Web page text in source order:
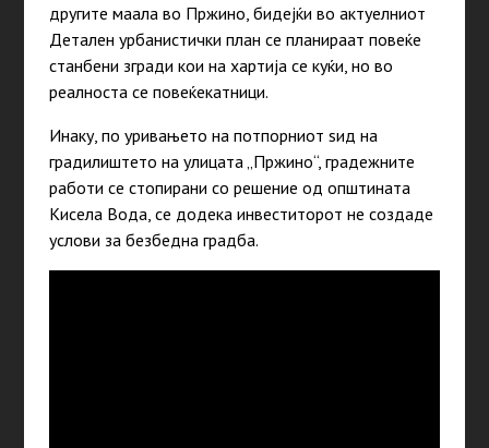
другите маала во Пржино, бидејќи во актуелниот
Детален урбанистички план се планираат повеќе
станбени згради кои на хартија се куќи, но во
реалноста се повеќекатници.
Инаку, по уривањето на потпорниот ѕид на
градилиштето на улицата „Пржино“, градежните
работи се стопирани со решение од општината
Кисела Вода, се додека инвеститорот не создаде
услови за безбедна градба.